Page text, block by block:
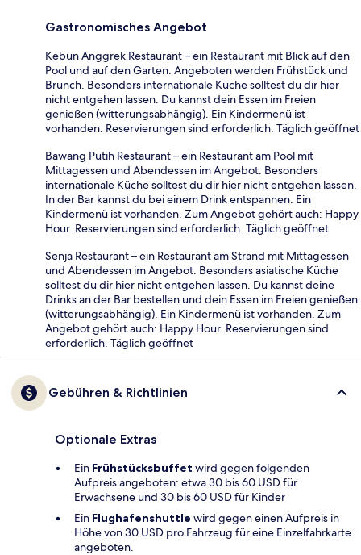
Gastronomisches Angebot
Kebun Anggrek Restaurant – ein Restaurant mit Blick auf den
Pool und auf den Garten. Angeboten werden Frühstück und
Brunch. Besonders internationale Küche solltest du dir hier
nicht entgehen lassen. Du kannst dein Essen im Freien
genießen (witterungsabhängig). Ein Kindermenü ist
vorhanden. Reservierungen sind erforderlich. Täglich geöffnet
Bawang Putih Restaurant – ein Restaurant am Pool mit
Mittagessen und Abendessen im Angebot. Besonders
internationale Küche solltest du dir hier nicht entgehen lassen.
In der Bar kannst du bei einem Drink entspannen. Ein
Kindermenü ist vorhanden. Zum Angebot gehört auch: Happy
Hour. Reservierungen sind erforderlich. Täglich geöffnet
Senja Restaurant – ein Restaurant am Strand mit Mittagessen
und Abendessen im Angebot. Besonders asiatische Küche
solltest du dir hier nicht entgehen lassen. Du kannst deine
Drinks an der Bar bestellen und dein Essen im Freien genießen
(witterungsabhängig). Ein Kindermenü ist vorhanden. Zum
Angebot gehört auch: Happy Hour. Reservierungen sind
erforderlich. Täglich geöffnet
Gebühren & Richtlinien
Optionale Extras
Ein Frühstücksbuffet wird gegen folgenden
Aufpreis angeboten: etwa 30 bis 60 USD für
Erwachsene und 30 bis 60 USD für Kinder
Ein Flughafenshuttle wird gegen einen Aufpreis in
Höhe von 30 USD pro Fahrzeug für eine Einzelfahrkarte
angeboten.